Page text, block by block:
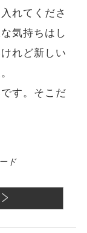
れてくださ
気持ちはし
れど新しい
す。そこだ
ド